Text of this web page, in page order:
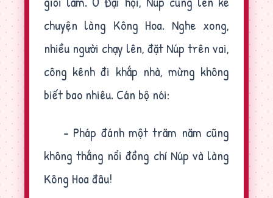
chuyện làng Kông Hoa. Nghe xong,
nhiều người chạy lên, đặt Núp trên vai,
công kênh đi khắp nhà, mừng không
biết bao nhiêu. Cán bộ nói:
- Pháp đánh một trăm năm cũng
không thắng nổi đồng chí Núp và làng
Kông Hoa đâu!